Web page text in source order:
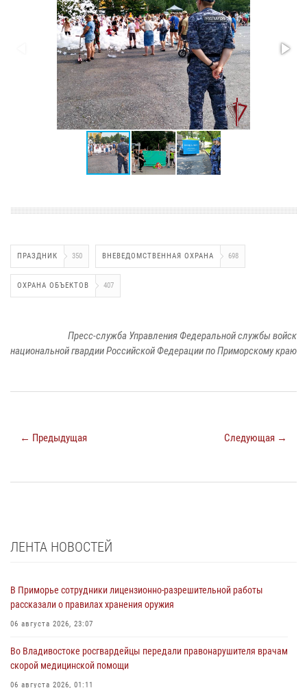
ПРАЗДНИК 350 ВНЕВЕДОМСТВЕННАЯ ОХРАНА 698
ОХРАНА ОБЪЕКТОВ 407
Пресс-служба Управления Федеральной службы войск
национальной гвардии Российской Федерации по Приморскому краю
← Предыдущая Следующая →
ЛЕНТА НОВОСТЕЙ
В Приморье сотрудники лицензионно-разрешительной работы
рассказали о правилах хранения оружия
06 августа 2026, 23:07
Во Владивостоке росгвардейцы передали правонарушителя врачам
скорой медицинской помощи
06 августа 2026, 01:11